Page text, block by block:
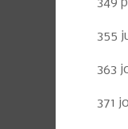
349
355
363
371